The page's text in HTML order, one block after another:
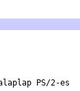
PS/2-es